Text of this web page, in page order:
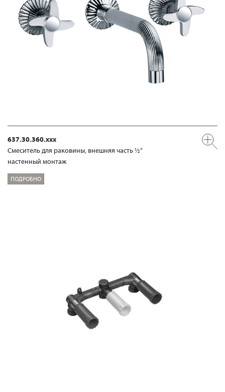
637.30.360.xxx
Смеситель для раковины, внешняя часть ½“
настенный монтаж
ПОДРОБНО